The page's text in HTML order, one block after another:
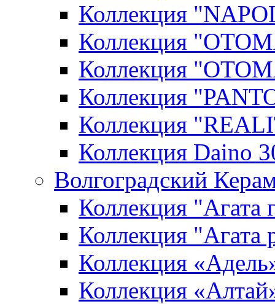
Коллекция
Коллекция
Коллекция
Коллекция
Коллекция
Коллекция Daino
Волгоградский
Коллекция "Агата
Коллекция "Агата
Коллекция
Коллекция